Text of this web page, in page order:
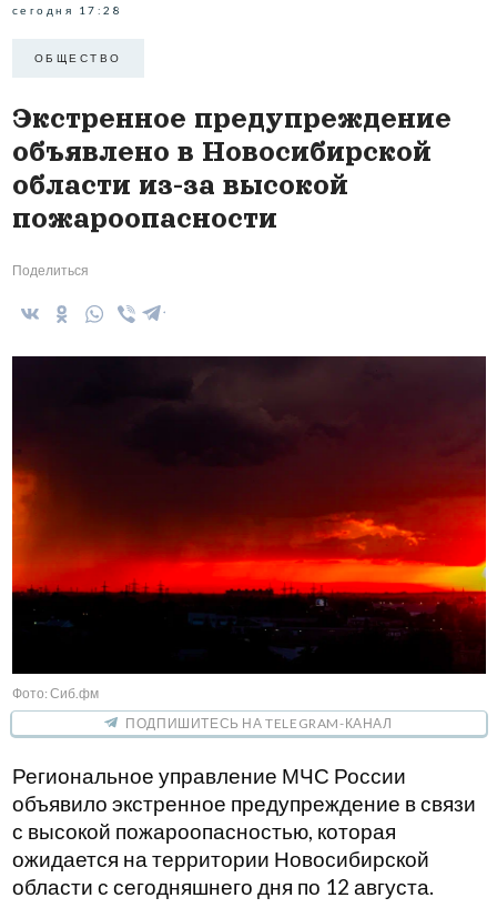
сегодня 17:28
ОБЩЕСТВО
Экстренное предупреждение
объявлено в Новосибирской
области из-за высокой
пожароопасности
Поделиться
Фото: Сиб.фм
ПОДПИШИТЕСЬ НА TELEGRAM-КАНАЛ
Региональное управление МЧС России
объявило экстренное предупреждение в связи
с высокой пожароопасностью, которая
ожидается на территории Новосибирской
области с сегодняшнего дня по 12 августа.